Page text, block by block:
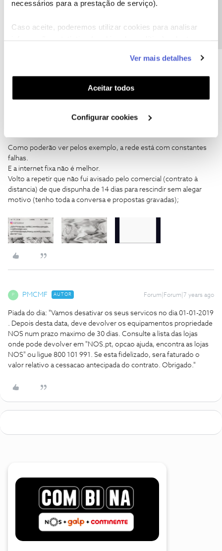
necessários para a prestação de serviço).
Caso aceite, poderemos utilizar cookies para analisar
funcionalidades (cookies de personalização e
funcionalidade) e adaptar anúncios aos seus interesses
(cookies de publicidade personalizada). Pode gerir a
utilização dos cookies clicando em "Configurar
Ver mais detalhes
Aceitar todos
Configurar cookies
P PMCMF AUTOR Forum|Forum|7 years ago
@Tiago C.
agradeço mas já enviei a carta de rescisão. Torna-se
complicado ligar para vocês quando existem problemas de rede e
facebook para ser contactado mas obviamente que ainda estou à
Como poderão ver pelos exemplo, a rede está com constantes
falhas.
E a internet fixa não é melhor.
Volto a repetir que não fui avisado pelo comercial (contrato à
distancia) de que dispunha de 14 dias para rescindir sem alegar
motivo (tenho toda a conversa e propostas gravadas);
P PMCMF AUTOR Forum|Forum|7 years ago
Piada do dia: "Vamos desativar os seus servicos no dia 01-01-2019
. Depois desta data, deve devolver os equipamentos propriedade
NOS num prazo maximo de 30 dias. Consulte a lista das lojas
onde pode devolver em "NOS.pt, opcao ajuda, encontra as lojas
NOS" ou ligue 800 101 991. Se esta fidelizado, sera faturado o
valor relativo a cessacao antecipada do contrato. Obrigado."